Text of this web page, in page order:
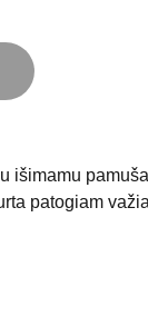
išimamu
patogiam